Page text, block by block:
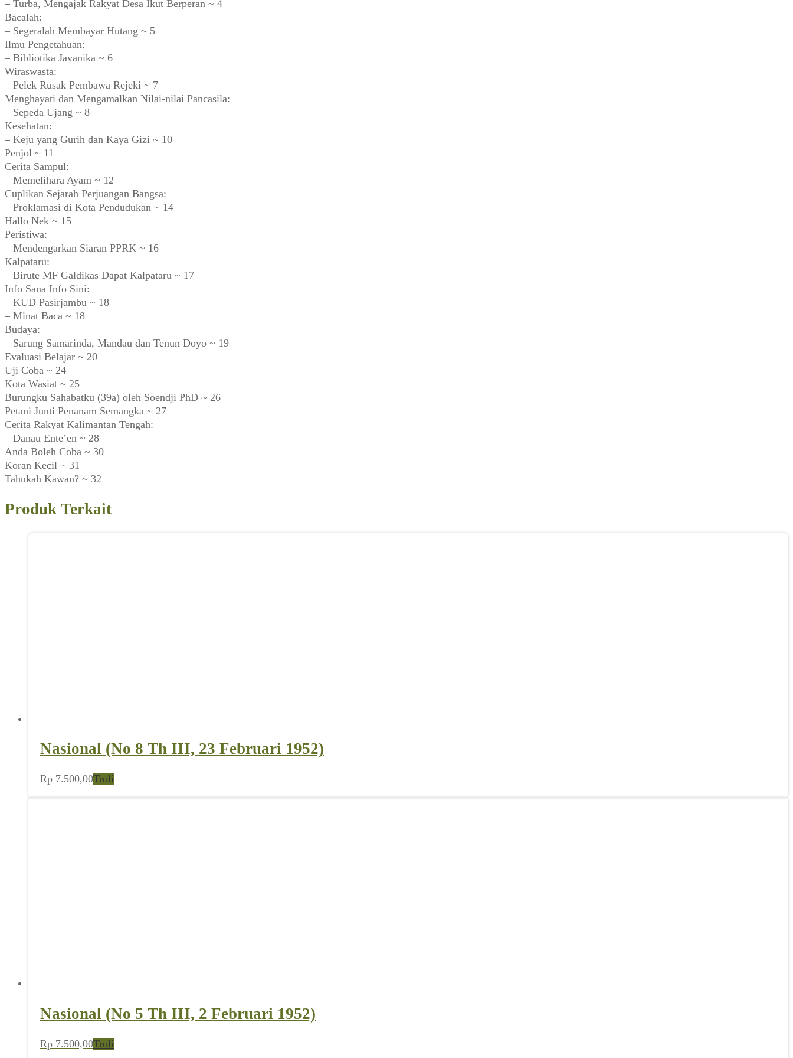
– Turba, Mengajak Rakyat Desa Ikut Berperan ~ 4
Bacalah:
– Segeralah Membayar Hutang ~ 5
Ilmu Pengetahuan:
– Bibliotika Javanika ~ 6
Wiraswasta:
– Pelek Rusak Pembawa Rejeki ~ 7
Menghayati dan Mengamalkan Nilai-nilai Pancasila:
– Sepeda Ujang ~ 8
Kesehatan:
– Keju yang Gurih dan Kaya Gizi ~ 10
Penjol ~ 11
Cerita Sampul:
– Memelihara Ayam ~ 12
Cuplikan Sejarah Perjuangan Bangsa:
– Proklamasi di Kota Pendudukan ~ 14
Hallo Nek ~ 15
Peristiwa:
– Mendengarkan Siaran PPRK ~ 16
Kalpataru:
– Birute MF Galdikas Dapat Kalpataru ~ 17
Info Sana Info Sini:
– KUD Pasirjambu ~ 18
– Minat Baca ~ 18
Budaya:
– Sarung Samarinda, Mandau dan Tenun Doyo ~ 19
Evaluasi Belajar ~ 20
Uji Coba ~ 24
Kota Wasiat ~ 25
Burungku Sahabatku (39a) oleh Soendji PhD ~ 26
Petani Junti Penanam Semangka ~ 27
Cerita Rakyat Kalimantan Tengah:
– Danau Ente’en ~ 28
Anda Boleh Coba ~ 30
Koran Kecil ~ 31
Tahukah Kawan? ~ 32
Produk Terkait
Nasional (No 8 Th III, 23 Februari 1952)
Rp 7.500,00Troli
Nasional (No 5 Th III, 2 Februari 1952)
Rp 7.500,00Troli